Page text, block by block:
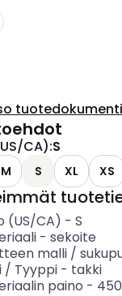
CA):S
M S XL XS
(US/CA) - S
- sekoite
malli /
/ Tyyppi- takki
paino - 450